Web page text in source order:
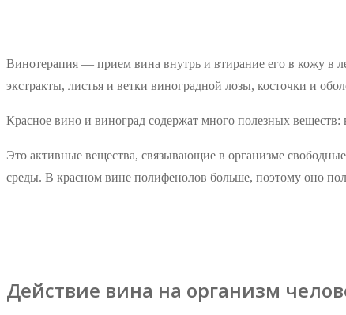
Винотерапия — прием вина внутрь и втирание его в кожу в
экстракты, листья и ветки виноградной лозы, косточки и
Красное вино и виноград содержат много полезных
Это активные вещества, связывающие в организме
среды. В красном вине полифенолов больше, поэтому оно
Действие вина на организм